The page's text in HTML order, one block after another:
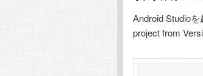
Android Studio
project from